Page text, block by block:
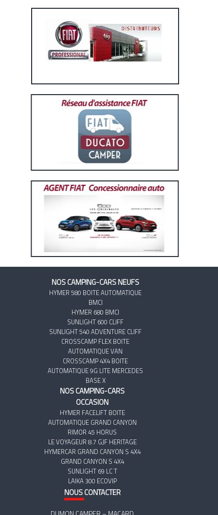
NOS CAMPING-CARS NEUFS
HYMER 580 BOITE AUTOMATIQUE
BMCI
HYMER 680 BMCI
SUNLIGHT 600 CLIFF
SUNLIGHT 540 ADVENTURE CLIFF
CROSSCAMP FLEX BOITE
AUTOMATIQUE VAN
CROSSCAMP 4X4 BOITE
AUTOMATIQUE 9G LITE MERCEDES
BASE X
NOS CAMPING-CARS
OCCASION
HYMER FACELIFT BOITE
AUTOMATIQUE GRAND CANYON
RIMOR 45 HORUS
LE VOYAGEUR 8.7 GJF HERITAGE
HYMERCAR GRAND CANYON S 4X4
GRAND CANYON S 4X4
SUNLIGHT 69 LC T
LAIKA 300 ECOVIP
NOUSCONTACTER